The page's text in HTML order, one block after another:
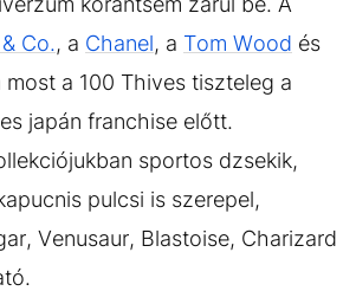
Co., a Chanel, a Tom Wood és
most a 100 Thives tiszteleg a
japán franchise előtt.
sportos dzsekik,
pulcsi is szerepel,
Venusaur, Blastoise, Charizard